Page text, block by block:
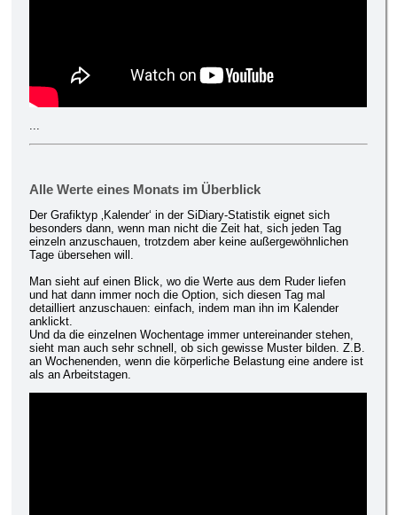
Alle Werte eines Monats im Überblick
Der Grafiktyp ‚Kalender‘ in der SiDiary-Statistik eignet sich
besonders dann, wenn man nicht die Zeit hat, sich jeden Tag
einzeln anzuschauen, trotzdem aber keine außergewöhnlichen
Tage übersehen will.
Man sieht auf einen Blick, wo die Werte aus dem Ruder liefen
und hat dann immer noch die Option, sich diesen Tag mal
detailliert anzuschauen: einfach, indem man ihn im Kalender
anklickt.
Und da die einzelnen Wochentage immer untereinander stehen,
sieht man auch sehr schnell, ob sich gewisse Muster bilden. Z.B.
an Wochenenden, wenn die körperliche Belastung eine andere ist
als an Arbeitstagen.